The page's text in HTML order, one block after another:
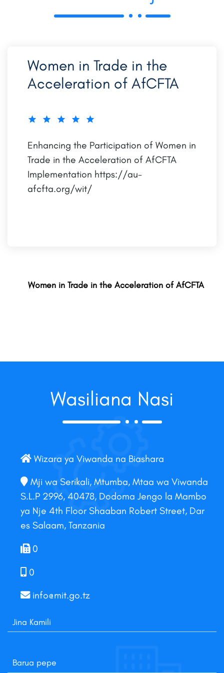
Women in Trade in the
Acceleration of AfCFTA
star star star star star
Enhancing the Participation of Women in
Trade in the Acceleration of AfCFTA
Implementation https://au-
afcfta.org/wit/
Women in Trade in the Acceleration of AfCFTA
Wasiliana Nasi
Wizara ya Viwanda na Biashara
Mji wa Serikali, Mtumba, Mtaa wa Viwanda
S.L.P 2996, 40478, Dodoma Jengo la Mambo
ya Nje 4th Floor Shaaban Robert Street, Dar
es Salaam, Tanzania
0
0
info@mit.go.tz